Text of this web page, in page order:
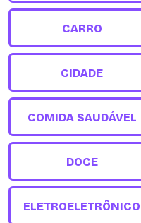
CARRO
CIDADE
COMIDA SAUDÁVEL
DOCE
ELETROELETRÔNICO